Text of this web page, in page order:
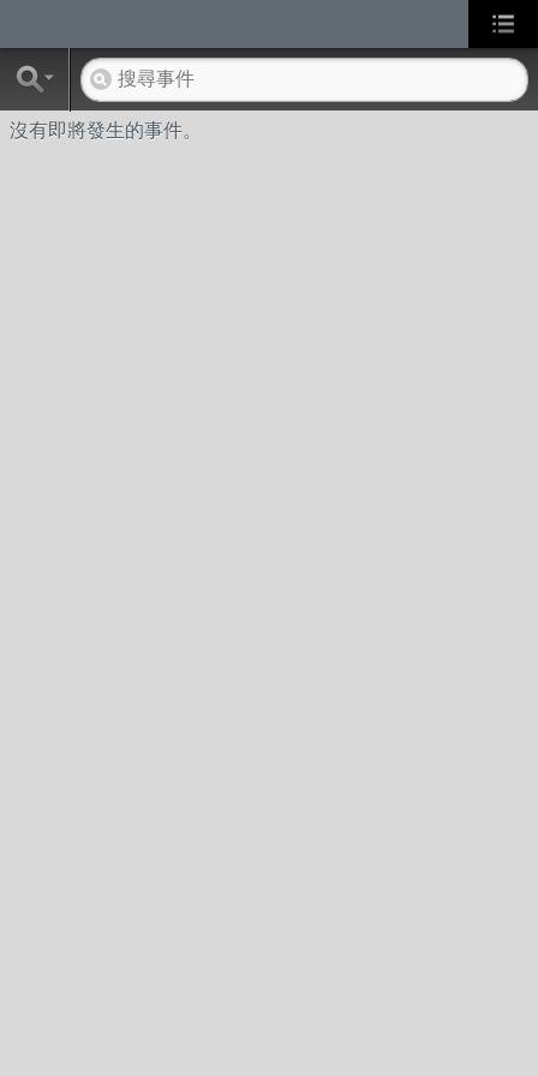
沒有即將發生的事件。